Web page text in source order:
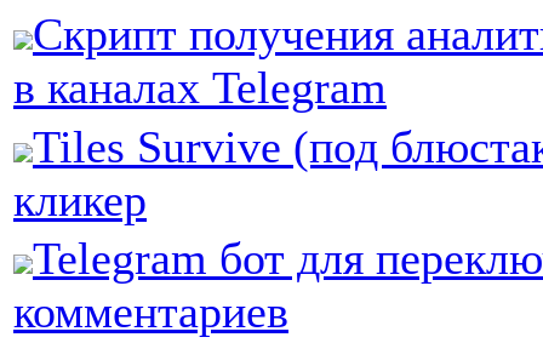
Скрипт получения
в каналах Telegram
Tiles Survive (под
кликер
Telegram бот для
комментариев